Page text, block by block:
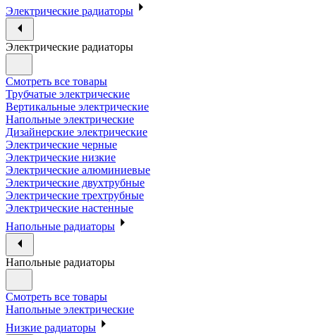
Электрические радиаторы
Электрические радиаторы
Смотреть все товары
Трубчатые электрические
Вертикальные электрические
Напольные электрические
Дизайнерские электрические
Электрические черные
Электрические низкие
Электрические алюминиевые
Электрические двухтрубные
Электрические трехтрубные
Электрические настенные
Напольные радиаторы
Напольные радиаторы
Смотреть все товары
Напольные электрические
Низкие радиаторы